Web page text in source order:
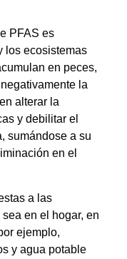
PFAS es
los ecosistemas
en peces,
la
alterar la
y debilitar el
sumándose a su
en el
a las
en el hogar, en
ejemplo,
y agua potable